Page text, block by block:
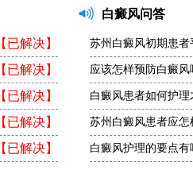
【已解决】
【已解决】
【已解决】
【已解决】
【已解决】
白癜风问答
苏州白癜风初期患者
应该怎样预防白癜风
白癜风患者如何护理
苏州白癜风患者应怎
白癜风护理的要点有